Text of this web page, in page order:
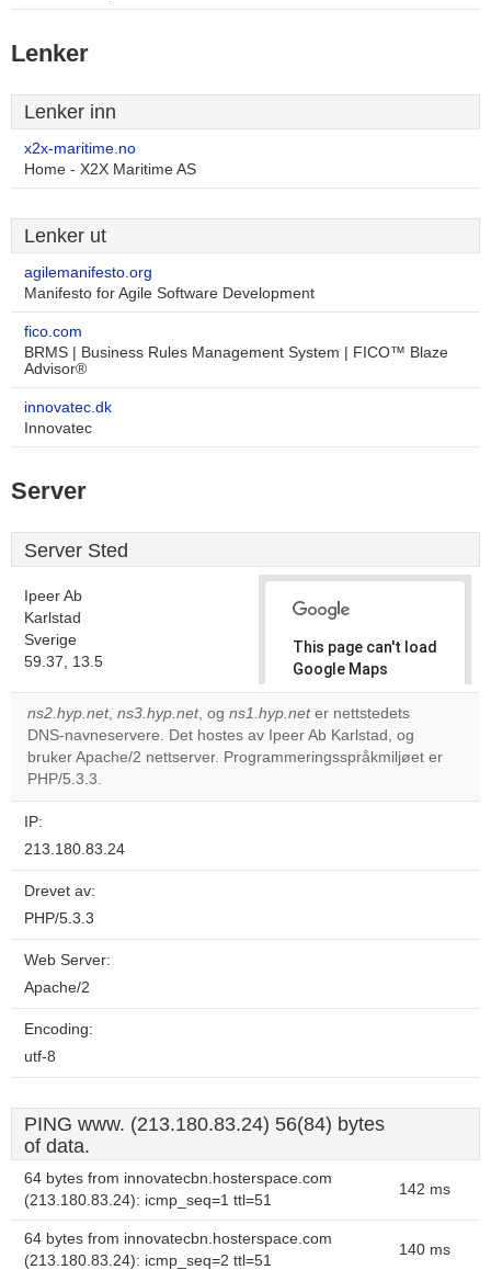
Lenker
Lenker inn
x2x-maritime.no
Home - X2X Maritime AS
Lenker ut
agilemanifesto.org
Manifesto for Agile Software Development
fico.com
BRMS | Business Rules Management System | FICO™ Blaze
Advisor®
innovatec.dk
Innovatec
Server
Server Sted
Ipeer Ab
Karlstad
Sverige
59.37, 13.5
This page can't load
Google Maps
correctly.
Do you
own this
OK
ns2.hyp.net, ns3.hyp.net, og ns1.hyp.neter nettstedets
DNS-navneservere. Det hostes av Ipeer Ab Karlstad, og
bruker Apache/2 nettserver. Programmeringsspråkmiljøet er
PHP/5.3.3.
IP:
213.180.83.24
Drevet av:
PHP/5.3.3
Web Server:
Apache/2
Encoding:
utf-8
PING www. (213.180.83.24) 56(84) bytes
of data.
64 bytes from innovatecbn.hosterspace.com
(213.180.83.24): icmp_seq=1 ttl=51
142 ms
64 bytes from innovatecbn.hosterspace.com
(213.180.83.24): icmp_seq=2 ttl=51
140 ms